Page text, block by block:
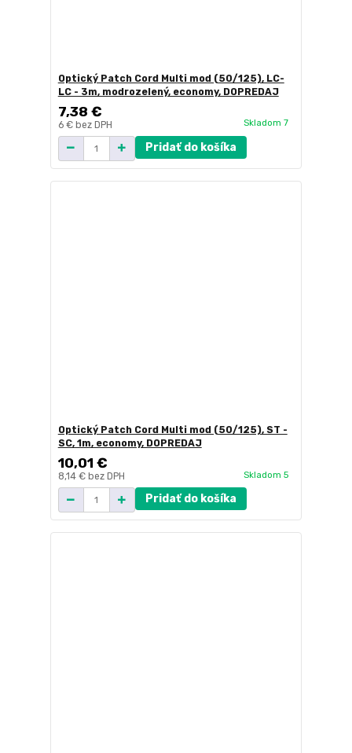
Optický Patch Cord Multi mod (50/125), LC-
LC - 3m, modrozelený, economy, DOPREDAJ
7,38 €
6 € bez DPH Skladom 7
Pridať do košíka
Optický Patch Cord Multi mod (50/125), ST -
SC, 1m, economy, DOPREDAJ
10,01 €
8,14 € bez DPH Skladom 5
Pridať do košíka